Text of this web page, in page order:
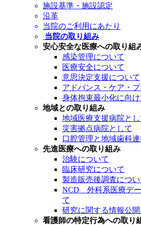
施設基準・施設認定
沿革
当院のご利用にあたり
当院の取り組み
安心安全な医療への取り組
感染管理について
医療安全について
意思決定支援について
アドバンス・ケア・プ
身体拘束最小化に向け
地域との取り組み
地域医療支援病院とし
災害拠点病院として
口腔管理と地域歯科
先進医療への取り組み
治験について
臨床研究について
製造販売後調査につい
NCD 外科系医療デ
て
研究に関する情報公
看護師の特定行為への取り